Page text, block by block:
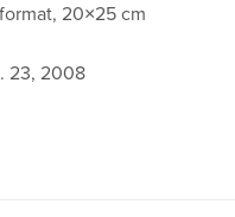
20×25 cm
23, 2008